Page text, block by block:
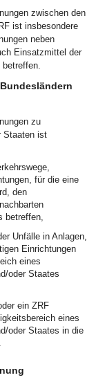
zwischen den
ist insbesondere
neben
Einsatzmittel der
betreffen.
zu
Staaten ist
für die eine
den
betreffen,
Unfälle in Anlagen,
Einrichtungen
eines
oder Staates
ein ZRF
eines
oder Staates in die